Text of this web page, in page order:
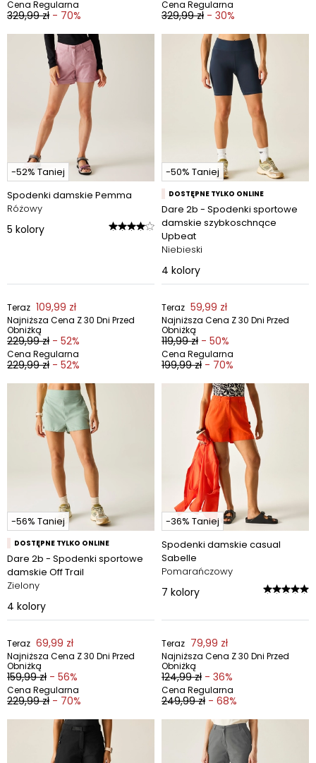
Cena Regularna
329,99 zł - 70%
Cena Regularna
329,99 zł - 30%
-52% Taniej
Spodenki damskie Pemma
Różowy
5 kolory
Teraz 109,99 zł
Najniższa Cena Z 30 Dni Przed
Obniżką
229,99 zł - 52%
Cena Regularna
229,99 zł - 52%
-50% Taniej
DOSTĘPNE TYLKO ONLINE
Dare 2b - Spodenki sportowe
damskie szybkoschnące
Upbeat
Niebieski
4 kolory
Teraz 59,99 zł
Najniższa Cena Z 30 Dni Przed
Obniżką
119,99 zł - 50%
Cena Regularna
199,99 zł - 70%
-56% Taniej
DOSTĘPNE TYLKO ONLINE
Dare 2b - Spodenki sportowe
damskie Off Trail
Zielony
4 kolory
Teraz 69,99 zł
Najniższa Cena Z 30 Dni Przed
Obniżką
159,99 zł - 56%
Cena Regularna
229,99 zł - 70%
-36% Taniej
Spodenki damskie casual
Sabelle
Pomarańczowy
7 kolory
Teraz 79,99 zł
Najniższa Cena Z 30 Dni Przed
Obniżką
124,99 zł - 36%
Cena Regularna
249,99 zł - 68%